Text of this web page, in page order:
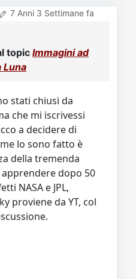
7 Anni 3 Settimane fa
topic Immagini ad
Luna
stati chiusi da
che mi iscrivessi
a decidere di
lo sono fatto è
della tremenda
dopo 50
NASA e JPL,
proviene da YT, col